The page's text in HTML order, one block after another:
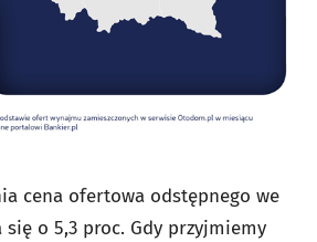
cena ofertowa odstępnego we
się o 5,3 proc. Gdy przyjmiemy